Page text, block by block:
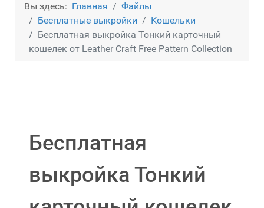
Вы здесь: Главная
Файлы
Бесплатные выкройки
Кошельки
Бесплатная выкройка Тонкий карточный
кошелек от Leather Craft Free Pattern Collection
Бесплатная
выкройка Тонкий